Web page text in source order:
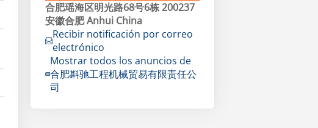
合肥瑶海区明光路68号6栋 200237
安徽合肥 Anhui China
Recibir notificación por correo
electrónico
Mostrar todos los anuncios de
合肥斟驰工程机械贸易有限责任公
司